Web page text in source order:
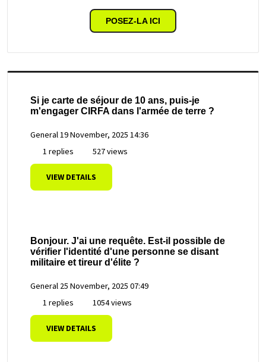
POSEZ-LA ICI
Si je carte de séjour de 10 ans, puis-je
m'engager CIRFA dans l'armée de terre ?
General19 November, 2025 14:36
1 replies
527 views
VIEW DETAILS
Bonjour. J'ai une requête. Est-il possible de
vérifier l'identité d'une personne se disant
militaire et tireur d'élite ?
General 25 November, 2025 07:49
1 replies
1054 views
VIEW DETAILS